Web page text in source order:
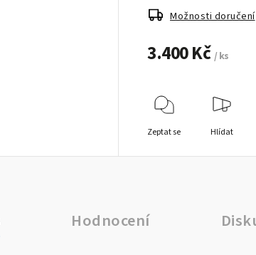
3.400 Kč / ks
Možnosti doručení
Zeptat se Hlídat
Hodnocení